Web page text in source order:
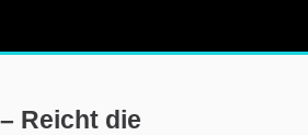
Reicht die